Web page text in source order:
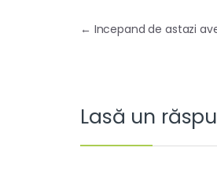
Navigare
← Incepand de astazi
Lasă un